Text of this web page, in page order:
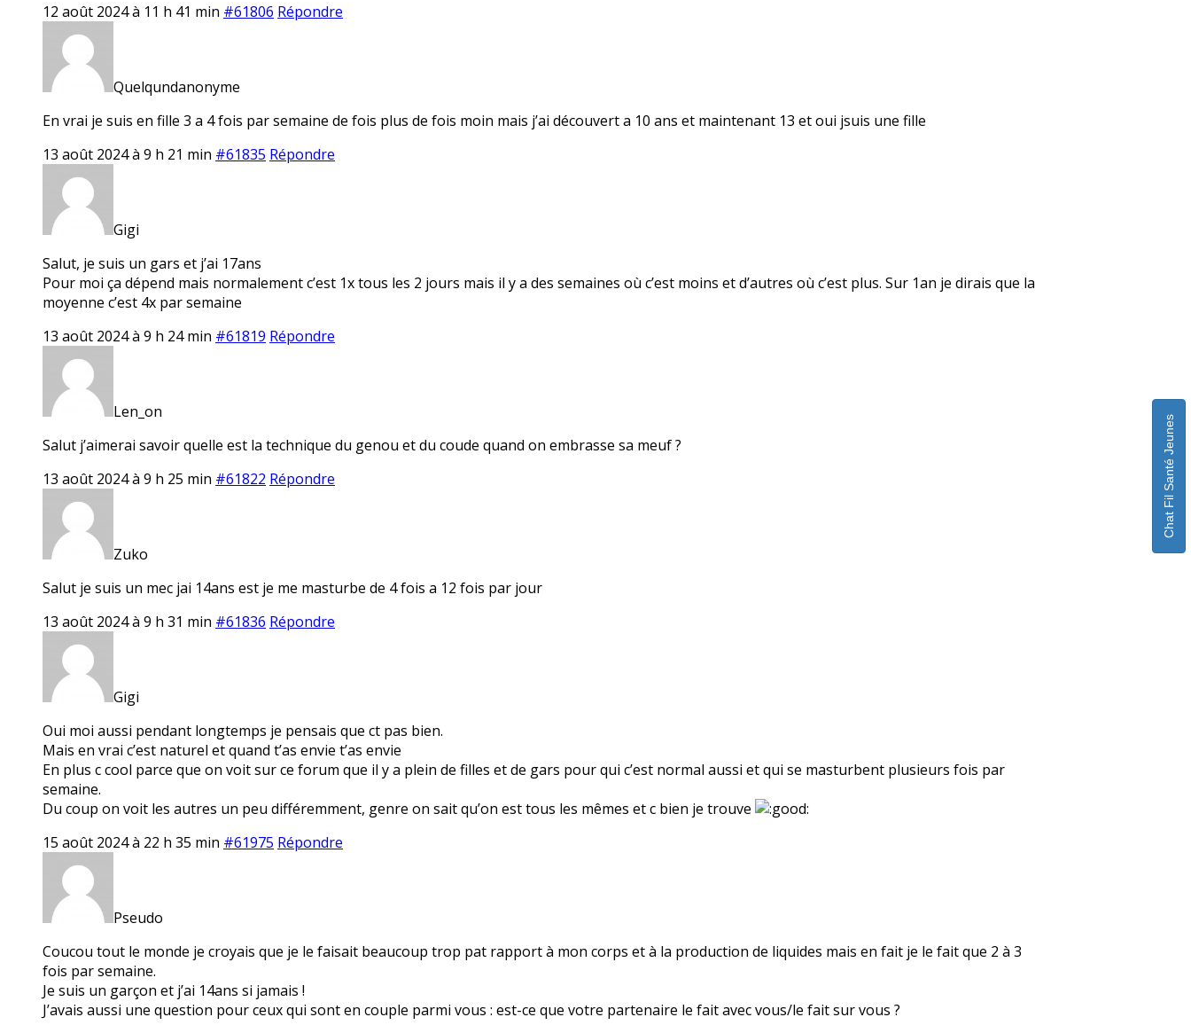
12 août 2024 à 11 h 41 min #61806 Répondre
Quelqundanonyme
En vrai je suis en fille 3 a 4 fois par semaine de fois plus de fois moin mais j’ai découvert a 10 ans et maintenant 13 et oui jsuis une fille
13 août 2024 à 9 h 21 min #61835 Répondre
Gigi
Salut, je suis un gars et j’ai 17ans
Pour moi ça dépend mais normalement c’est 1x tous les 2 jours mais il y a des semaines où c’est moins et d’autres où c’est plus. Sur 1an je dirais que la
moyenne c’est 4x par semaine
13 août 2024 à 9 h 24 min #61819 Répondre
Len_on
Salut j’aimerai savoir quelle est la technique du genou et du coude quand on embrasse sa meuf ?
13 août 2024 à 9 h 25 min #61822 Répondre
Zuko
Salut je suis un mec jai 14ans est je me masturbe de 4 fois a 12 fois par jour
13 août 2024 à 9 h 31 min #61836 Répondre
Gigi
Oui moi aussi pendant longtemps je pensais que ct pas bien.
Mais en vrai c’est naturel et quand t’as envie t’as envie
En plus c cool parce que on voit sur ce forum que il y a plein de filles et de gars pour qui c’est normal aussi et qui se masturbent plusieurs fois par
semaine.
Du coup on voit les autres un peu différemment, genre on sait qu’on est tous les mêmes et c bien je trouve
15 août 2024 à 22 h 35 min #61975 Répondre
Pseudo
Coucou tout le monde je croyais que je le faisait beaucoup trop pat rapport à mon corps et à la production de liquides mais en fait je le fait que 2 à 3
fois par semaine.
Je suis un garçon et j’ai 14ans si jamais !
J’avais aussi une question pour ceux qui sont en couple parmi vous : est-ce que votre partenaire le fait avec vous/le fait sur vous ?
Chat Fil Santé Jeunes